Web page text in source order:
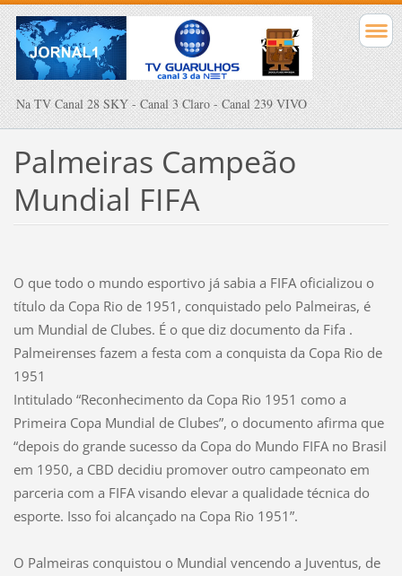
Na TV Canal 28 SKY - Canal 3 Claro - Canal 239 VIVO
Palmeiras Campeão
Mundial FIFA
O que todo o mundo esportivo já sabia a FIFA oficializou o
título da Copa Rio de 1951, conquistado pelo Palmeiras, é
um Mundial de Clubes. É o que diz documento da Fifa .
Palmeirenses fazem a festa com a conquista da Copa Rio de
1951
Intitulado “Reconhecimento da Copa Rio 1951 como a
Primeira Copa Mundial de Clubes”, o documento afirma que
“depois do grande sucesso da Copa do Mundo FIFA no Brasil
em 1950, a CBD decidiu promover outro campeonato em
parceria com a FIFA visando elevar a qualidade técnica do
esporte. Isso foi alcançado na Copa Rio 1951”.
O Palmeiras conquistou o Mundial vencendo a Juventus, de